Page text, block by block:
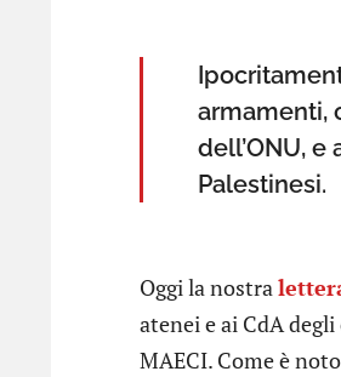
armamenti,
dell’ONU,
Palestinesi.
Oggi la nostra
atenei e ai CdA
MAECI. Come è